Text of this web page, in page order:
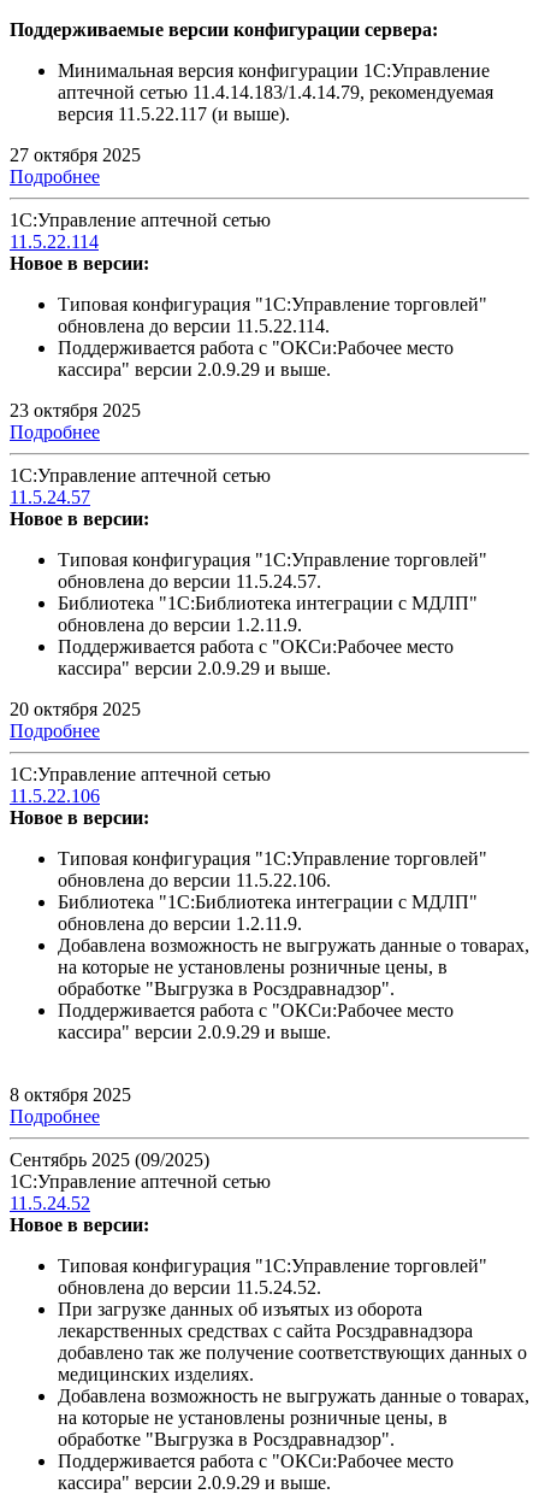
Поддерживаемые версии конфигурации сервера:
Минимальная версия конфигурации 1С:Управление
аптечной сетью 11.4.14.183/1.4.14.79, рекомендуемая
версия 11.5.22.117 (и выше).
27 октября 2025
Подробнее
1С:Управление аптечной сетью
11.5.22.114
Новое в версии:
Типовая конфигурация "1С:Управление торговлей"
обновлена до версии 11.5.22.114.
Поддерживается работа с "ОКСи:Рабочее место
кассира" версии 2.0.9.29 и выше.
23 октября 2025
Подробнее
1С:Управление аптечной сетью
11.5.24.57
Новое в версии:
Типовая конфигурация "1С:Управление торговлей"
обновлена до версии 11.5.24.57.
Библиотека "1С:Библиотека интеграции с МДЛП"
обновлена до версии 1.2.11.9.
Поддерживается работа с "ОКСи:Рабочее место
кассира" версии 2.0.9.29 и выше.
20 октября 2025
Подробнее
1С:Управление аптечной сетью
11.5.22.106
Новое в версии:
Типовая конфигурация "1С:Управление торговлей"
обновлена до версии 11.5.22.106.
Библиотека "1С:Библиотека интеграции с МДЛП"
обновлена до версии 1.2.11.9.
Добавлена возможность не выгружать данные о товарах,
на которые не установлены розничные цены, в
обработке "Выгрузка в Росздравнадзор".
Поддерживается работа с "ОКСи:Рабочее место
кассира" версии 2.0.9.29 и выше.
8 октября 2025
Подробнее
Сентябрь 2025 (09/2025)
1С:Управление аптечной сетью
11.5.24.52
Новое в версии:
Типовая конфигурация "1С:Управление торговлей"
обновлена до версии 11.5.24.52.
При загрузке данных об изъятых из оборота
лекарственных средствах с сайта Росздравнадзора
добавлено так же получение соответствующих данных о
медицинских изделиях.
Добавлена возможность не выгружать данные о товарах,
на которые не установлены розничные цены, в
обработке "Выгрузка в Росздравнадзор".
Поддерживается работа с "ОКСи:Рабочее место
кассира" версии 2.0.9.29 и выше.